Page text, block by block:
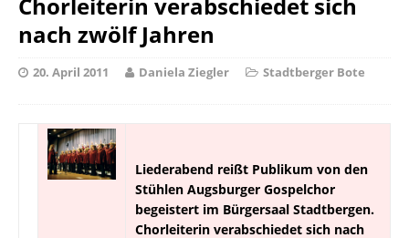
nach zwölf Jahren
20. April 2011 Daniela Ziegler Stadtberger Bote
Liederabend reißt Publikum von den
Stühlen Augsburger Gospelchor
begeistert im Bürgersaal Stadtbergen.
Chorleiterin verabschiedet sich nach